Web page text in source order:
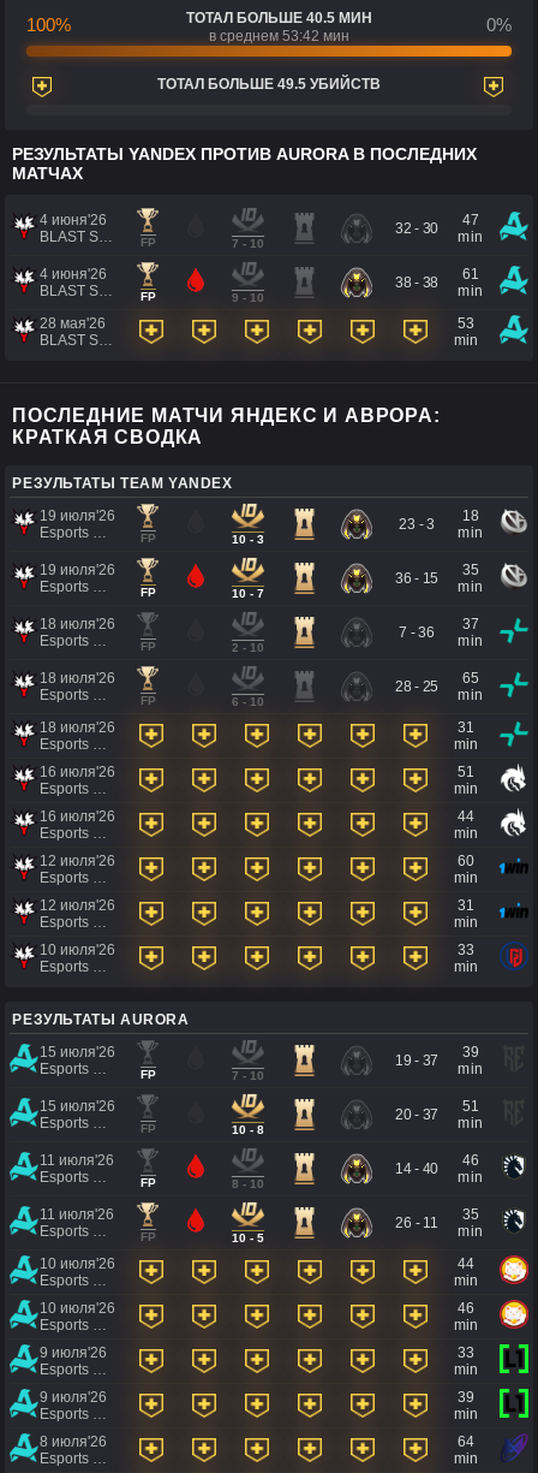
100%
ТОТАЛ БОЛЬШЕ 40.5 МИН
в среднем 53:42 мин
0%
ТОТАЛ БОЛЬШЕ 49.5 УБИЙСТВ
РЕЗУЛЬТАТЫ YANDEX ПРОТИВ AURORA В ПОСЛЕДНИХ
МАТЧАХ
4 июня'26
FP 7 - 10
32 - 30
47
min
4 июня'26
FP 9 - 10
38 - 38
61
min
28 мая'26
53
min
ПОСЛЕДНИЕ МАТЧИ ЯНДЕКС И АВРОРА:
КРАТКАЯ СВОДКА
РЕЗУЛЬТАТЫ TEAM YANDEX
19 июля'26
FP 10 - 3
23 - 3
18
min
19 июля'26
FP 10 - 7
36 - 15
35
min
18 июля'26
FP 2 - 10
7 - 36
37
min
18 июля'26
FP 6 - 10
28 - 25
65
min
18 июля'26
31
min
16 июля'26
51
min
16 июля'26
44
min
12 июля'26
60
min
12 июля'26
31
min
10 июля'26
33
min
РЕЗУЛЬТАТЫ AURORA
15 июля'26
FP 7 - 10
19 - 37
39
min
15 июля'26
FP 10 - 8
20 - 37
51
min
11 июля'26
FP 8 - 10
14 - 40
46
min
11 июля'26
FP 10 - 5
26 - 11
35
min
10 июля'26
44
min
10 июля'26
46
min
9 июля'26
33
min
9 июля'26
39
min
8 июля'26
64
min